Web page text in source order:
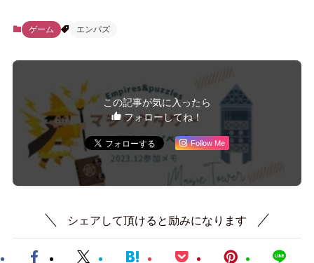
ゲーム エンパズ
この記事が気に入ったら
フォローしてね！
Follow Me
シェアして頂けると励みになります